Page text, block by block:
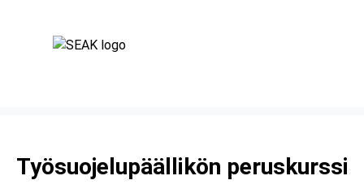
Työsuojelupäällikön peruskurssi